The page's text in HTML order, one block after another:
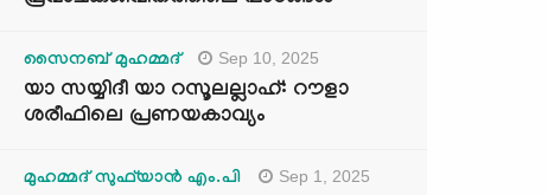
സൈനബ് മുഹമ്മദ് Sep 10, 2025
യാ സയ്യിദീ യാ റസൂലല്ലാഹ്: റൗളാ
ശരീഫിലെ പ്രണയകാവ്യം
മുഹമ്മദ് സുഫ്‌യാൻ എം.പി Sep 1, 2025